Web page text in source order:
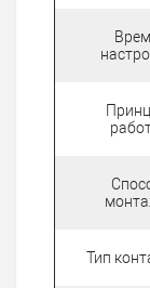
Тип